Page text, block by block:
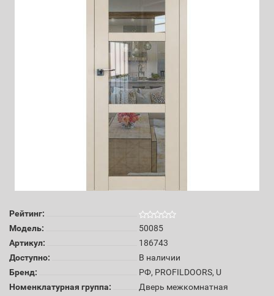
Рейтинг:
Модель:
50085
Артикул:
186743
Доступно:
В наличии
Бренд:
РФ, PROFILDOORS, U
Номенклатурная группа:
Дверь межкомнатная